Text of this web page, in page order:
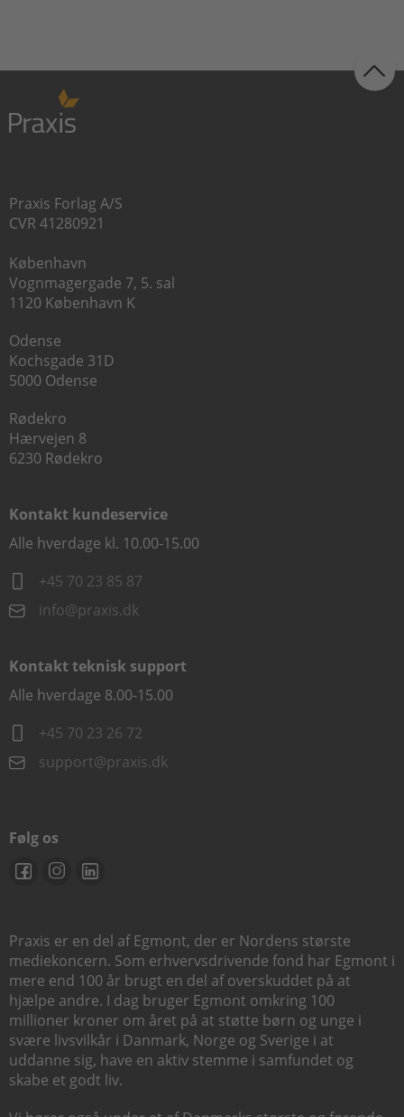
Praxis Forlag A/S
CVR 41280921
København
Vognmagergade 7, 5. sal
1120 København K
Odense
Kochsgade 31D
5000 Odense
Rødekro
Hærvejen 8
6230 Rødekro
Kontakt kundeservice
Alle hverdage kl. 10.00-15.00
+45 70 23 85 87
info@praxis.dk
Kontakt teknisk support
Alle hverdage 8.00-15.00
+45 70 23 26 72
support@praxis.dk
Følg os
Praxis er en del af Egmont, der er Nordens største
mediekoncern. Som erhvervsdrivende fond har Egmont i
mere end 100 år brugt en del af overskuddet på at
hjælpe andre. I dag bruger Egmont omkring 100
millioner kroner om året på at støtte børn og unge i
svære livsvilkår i Danmark, Norge og Sverige i at
uddanne sig, have en aktiv stemme i samfundet og
skabe et godt liv.